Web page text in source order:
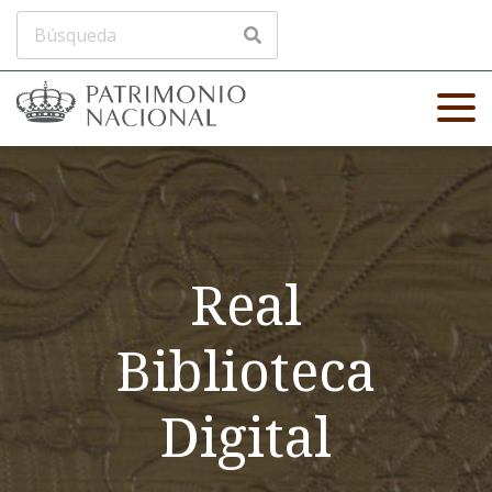
Real
Biblioteca
Digital